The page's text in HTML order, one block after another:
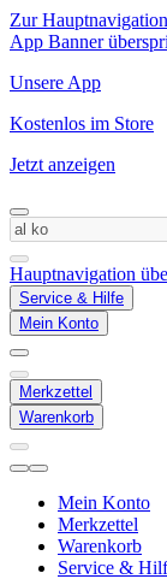
Zur
App Banner
Unsere App
Kostenlos im Store
Jetzt anzeigen
Hauptnavigation
Service & Hilfe
Mein Konto
Merkzettel
Warenkorb
Mein Konto
Merkzettel
Warenkorb
Service &